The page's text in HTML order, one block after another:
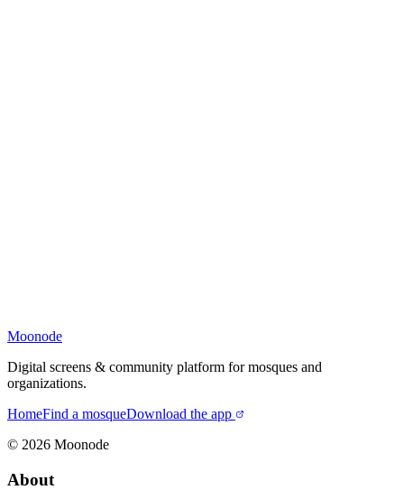
Moonode
Digital screens & community platform for mosques and
organizations.
HomeFind a mosqueDownload the app
© 2026 Moonode
About